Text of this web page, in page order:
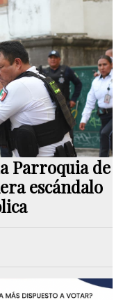
Parroquia de
escándalo